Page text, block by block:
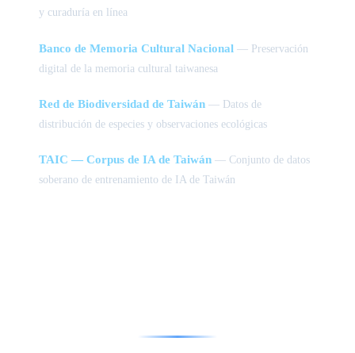
y curaduría en línea
Banco de Memoria Cultural Nacional — Preservación
digital de la memoria cultural taiwanesa
Red de Biodiversidad de Taiwán — Datos de
distribución de especies y observaciones ecológicas
TAIC — Corpus de IA de Taiwán — Conjunto de datos
soberano de entrenamiento de IA de Taiwán